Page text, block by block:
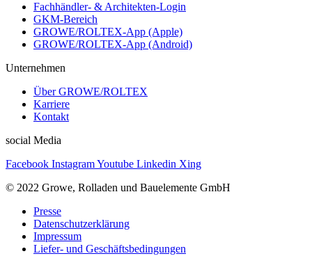
Fachhändler- & Architekten-Login
GKM-Bereich
GROWE/ROLTEX-App (Apple)
GROWE/ROLTEX-App (Android)
Unternehmen
Über GROWE/ROLTEX
Karriere
Kontakt
social Media
Facebook InstagramYoutube Linkedin Xing
© 2022 Growe, Rolladen und Bauelemente GmbH
Presse
Datenschutzerklärung
Impressum
Liefer- und Geschäftsbedingungen